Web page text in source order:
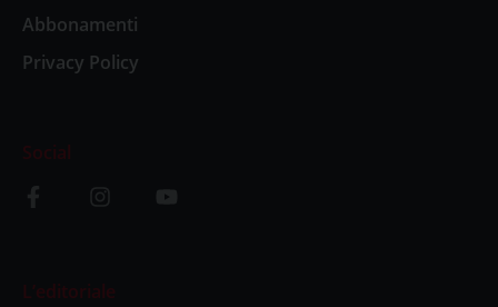
Abbonamenti
Privacy Policy
Social
L’editoriale